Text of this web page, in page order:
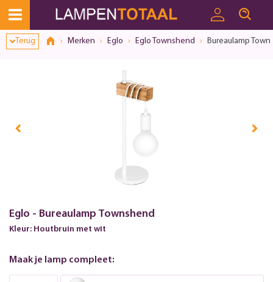
Terug Merken Eglo Eglo Townshend Bureaulamp
Eglo - Bureaulamp Townshend
Kleur: Houtbruin met wit
Maak je lamp compleet:
Toestemmingsvenster geopend